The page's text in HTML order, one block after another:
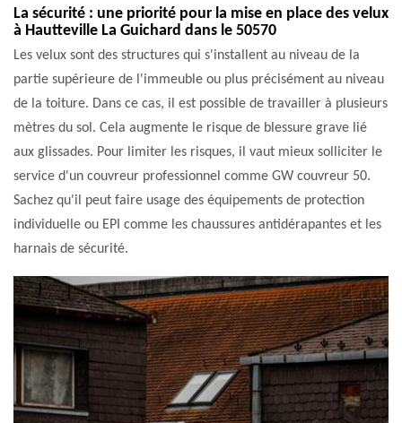
La sécurité : une priorité pour la mise en place des velux
à Hautteville La Guichard dans le 50570
Les velux sont des structures qui s'installent au niveau de la
partie supérieure de l'immeuble ou plus précisément au niveau
de la toiture. Dans ce cas, il est possible de travailler à plusieurs
mètres du sol. Cela augmente le risque de blessure grave lié
aux glissades. Pour limiter les risques, il vaut mieux solliciter le
service d'un couvreur professionnel comme GW couvreur 50.
Sachez qu'il peut faire usage des équipements de protection
individuelle ou EPI comme les chaussures antidérapantes et les
harnais de sécurité.